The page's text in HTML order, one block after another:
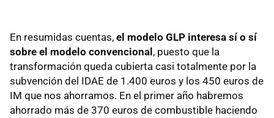
En resumidas cuentas, el modelo GLP interesa sí o sí
sobre el modelo convencional , puesto que la
transformación queda cubierta casi totalmente por la
subvención del IDAE de 1.400 euros y los 450 euros de
IM que nos ahorramos. En el primer año habremos
ahorrado más de 370 euros de combustible haciendo